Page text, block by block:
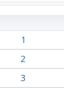
1
2
3